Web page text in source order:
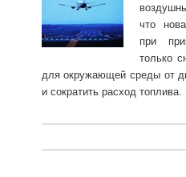
что
при
только
для окружающей среды от
и сократить расход топлива.